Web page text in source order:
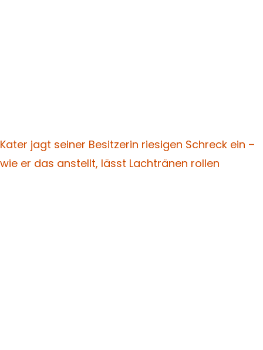
Kater jagt seiner Besitzerin riesigen Schreck ein –
wie er das anstellt, lässt Lachtränen rollen